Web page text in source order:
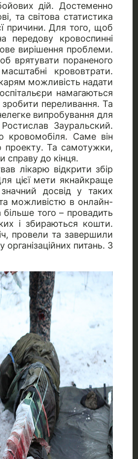
дій. Достеменно
та світова статистика
причини. Для того, щоб
передову кровоспинні
вирішення проблеми.
врятувати пораненого
крововтрати.
можливість надати
намагаються
переливання. Та
випробування для
Зауральский.
кровомобіля. Саме він
проекту. Та самотужки,
справу до кінця.
лікарю відкрити збір
цієї мети якнайкраще
досвід у таких
та можливістю в онлайн-
того – провадить
і збираються кошти.
провели та завершили
організаційних питань. З